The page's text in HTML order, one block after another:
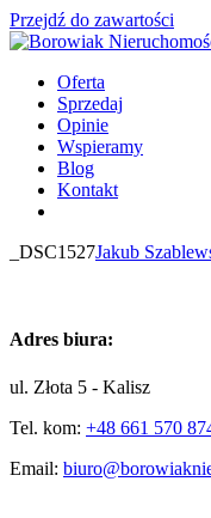
Przejdź do zawartości
Oferta
Sprzedaj
Opinie
Wspieramy
Blog
Kontakt
_DSC1527Jakub
Adres biura:
ul. Złota 5 - Kalisz
Tel. kom: +48 661 570
Email: